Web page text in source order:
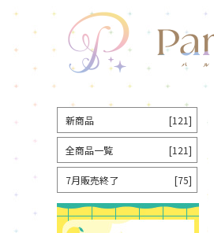
新商品 [121]
全商品一覧 [121]
7月販売終了 [75]